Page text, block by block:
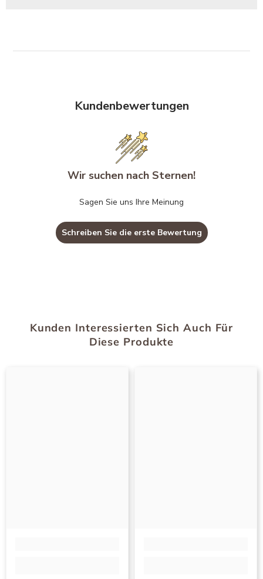
Kundenbewertungen
Wir suchen nach Sternen!
Sagen Sie uns Ihre Meinung
Schreiben Sie die erste Bewertung
Kunden Interessierten Sich Auch Für
Diese Produkte